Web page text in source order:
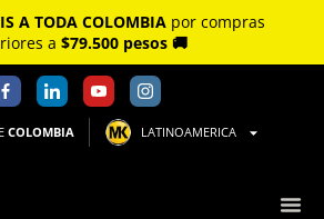
A TODA COLOMBIA por compras
a $79.500 pesos 🚚
COLOMBIA LATINOAMERICA